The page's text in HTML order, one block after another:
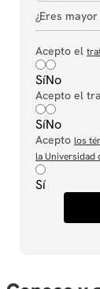
¿Eres
Acepto el
SíNo
Acepto el
SíNo
Acepto los
la Universidad
Sí